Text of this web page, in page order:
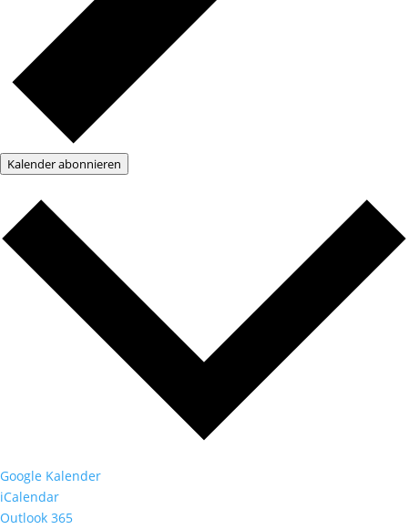
Kalender abonnieren
Google Kalender
iCalendar
Outlook 365